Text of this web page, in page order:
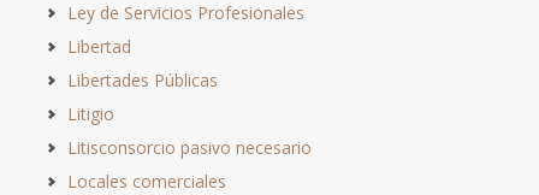
Ley de Servicios Profesionales
Libertad
Libertades Públicas
Litigio
Litisconsorcio pasivo necesario
Locales comerciales